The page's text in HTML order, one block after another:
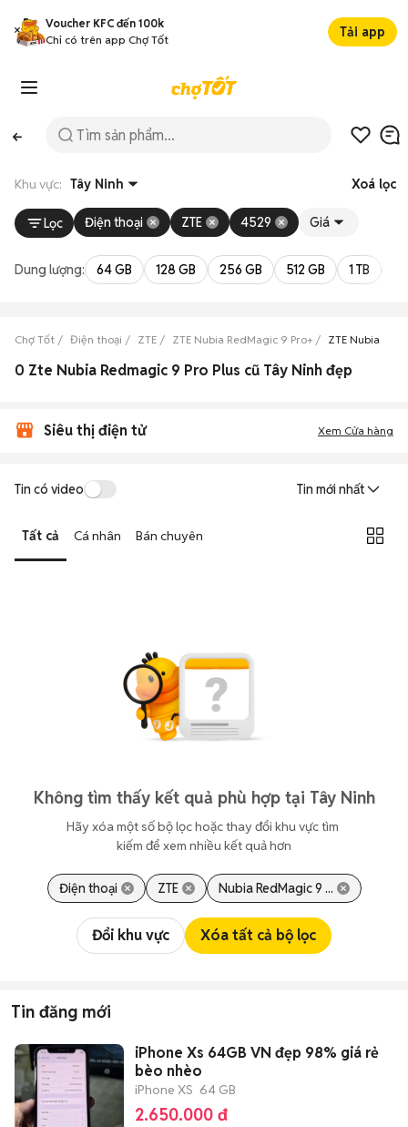
Voucher KFC đến 100k
Chỉ có trên app Chợ Tốt
Tải app
Khu vực: Tây Ninh Xoá lọc
Lọc Điện thoại ZTE 4529 Giá
Dung lượng: 64 GB 128 GB 256 GB 512 GB 1 TB
Chợ Tốt Điện thoại ZTE ZTE Nubia RedMagic 9 Pro+ ZTE Nubia
0 Zte Nubia Redmagic 9 Pro Plus cũ Tây Ninh đẹp
Siêu thị điện tử Xem Cửa hàng
Tin có video Tin mới nhất
Tất cả Cá nhân Bán chuyên
Không tìm thấy kết quả phù hợp tại Tây Ninh
Hãy xóa một số bộ lọc hoặc thay đổi khu vực tìm
kiếm để xem nhiều kết quả hơn
Điện thoại ZTE Nubia RedMagic 9 ...
Đổi khu vực Xóa tất cả bộ lọc
Tin đăng mới
iPhone Xs 64GB VN đẹp 98% giá rẻ
bèo nhèo
iPhone XS 64 GB
2.650.000 đ